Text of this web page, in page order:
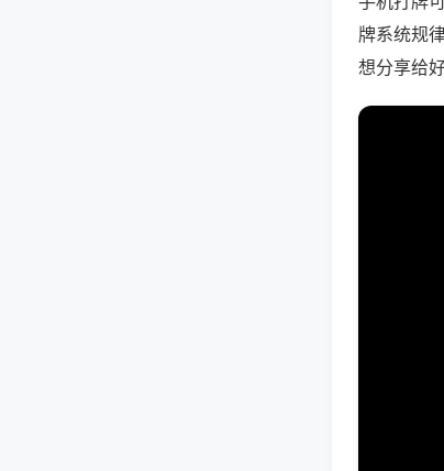
牌系统规
想分享给